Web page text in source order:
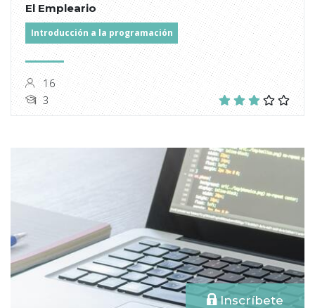
El Empleario
Introducción a la programación
16
3
Inscríbete